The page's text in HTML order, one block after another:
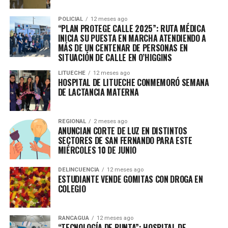
POLICIAL 12 meses ago
“PLAN PROTEGE CALLE 2025”: RUTA MÉDICA
INICIA SU PUESTA EN MARCHA ATENDIENDO A
MÁS DE UN CENTENAR DE PERSONAS EN
SITUACIÓN DE CALLE EN O’HIGGINS
LITUECHE 12 meses ago
HOSPITAL DE LITUECHE CONMEMORÓ SEMANA
DE LACTANCIA MATERNA
REGIONAL 2 meses ago
ANUNCIAN CORTE DE LUZ EN DISTINTOS
SECTORES DE SAN FERNANDO PARA ESTE
MIÉRCOLES 10 DE JUNIO
DELINCUENCIA 12 meses ago
ESTUDIANTE VENDE GOMITAS CON DROGA EN
COLEGIO
RANCAGUA 12 meses ago